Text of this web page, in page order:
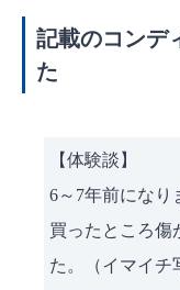
記載のコンデ
た
【体験談】
6～7年前になり
買ったところ傷
た。（イマイチ